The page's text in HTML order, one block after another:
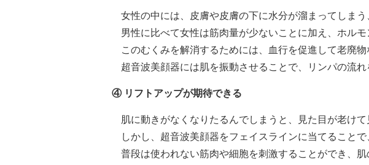
女性の中には、皮膚や皮膚の下に水分が溜まってしま
男性に比べて女性は筋肉量が少ないことに加え、ホル
このむくみを解消するためには、血行を促進して老廃物
超音波美顔器には肌を振動させることで、リンパの流
④ リフトアップが期待できる
肌に動きがなくなりたるんでしまうと、見た目が老け
しかし、超音波美顔器をフェイスラインに当てること
普段は使われない筋肉や細胞を刺激することができ、